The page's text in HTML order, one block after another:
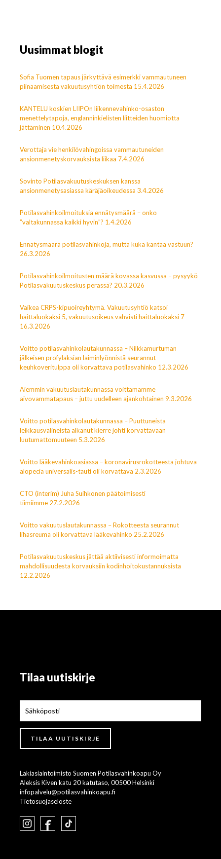
Uusimmat blogit
Sofia Tuomen tapaus järkyttävä esimerkki vammautuneen
piinaamisesta vakuutusyhtiön toimesta 15.4.2026
KANTELU koskien LIIPOn liikennevahinko-osaston
menettelytapoja, englanninkielisten liitteiden huomiotta
jättäminen 10.4.2026
Verottaja vie henkilövahingoissa vammautuneiden
ansionmenetyskorvauksista liikaa 7.4.2026
Sovinto Potilasvakuutuskeskuksen kanssa
ansionmenetysasiassa käräjäoikeudessa 3.4.2026
Potilasvahinkoilmoituksia ennätysmäärä – onko
”valtakunnassa kaikki hyvin”? 1.4.2026
Ennätysmäärä potilasvahinkoja, mutta kuka kantaa vastuun?
26.3.2026
Potilasvahinkoilmoitusten määrä kovassa kasvussa – pysyykö
Potilasvakuutuskeskus perässä? 20.3.2026
Vaikea CRPS-kipuoireyhtymä. Vakuutusyhtiö katsoi
haittaluokaksi 5, vakuutusoikeus vahvisti haittaluokaksi 7
16.3.2026
Voitto potilasvahinkolautakunnassa – Nilkkamurtuman
jälkeisen profylaksian laiminlyönnistä seurannut
keuhkoveritulppa oli korvattava potilasvahinko 12.3.2026
Aiemmin vakuutuslautakunnassa voittamamme
aivovammatapaus – juttu uudelleen ajankohtainen 9.3.2026
Voitto potilasvahinkolautakunnassa – Puuttuneista
leikkausvälineistä alkanut kierre johti korvattavaan
luutumattomuuteen 5.3.2026
Voitto lääkevahinkoasiassa – koronavirusrokotteesta johtuva
alopecia universalis-tauti oli korvattava 2.3.2026
CTO (interim) Juha Suihkonen päätoimisesti
tiimiimme 27.2.2026
Voitto vakuutuslautakunnassa – Rokotteesta seurannut
lihasreuma oli korvattava lääkevahinko 25.2.2026
Potilasvakuutuskeskus jättää aktiivisesti informoimatta
mahdollisuudesta korvauksiin kodinhoitokustannuksista
12.2.2026
Tilaa uutiskirje
Lakiasiaintoimisto Suomen Potilasvahinkoapu Oy
Aleksis Kiven katu 20 katutaso, 00500 Helsinki
infopalvelu@potilasvahinkoapu.fi
Tietosuojaseloste